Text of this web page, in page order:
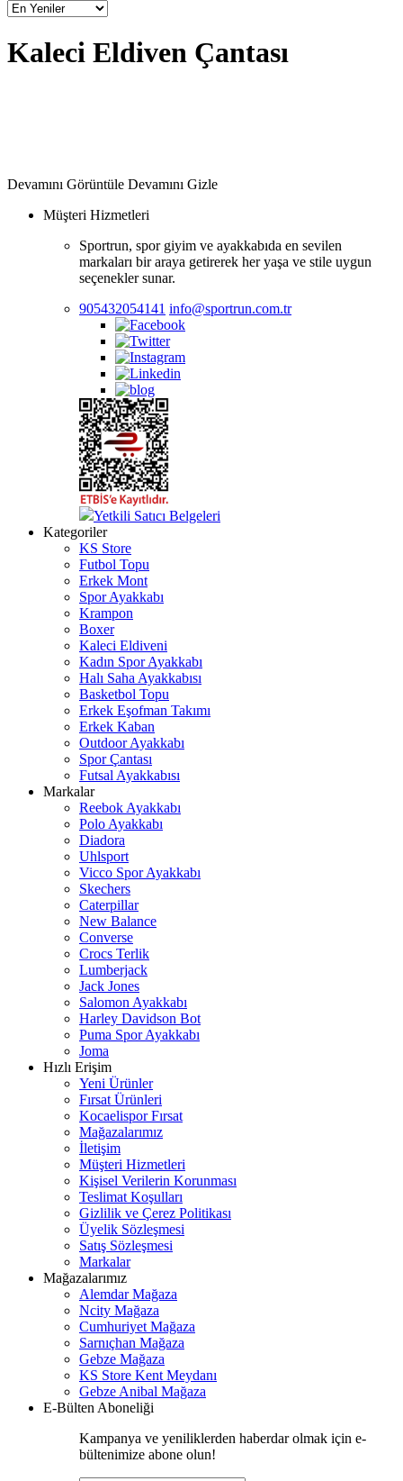
Kaleci Eldiven Çantası
Devamını Görüntüle Devamını Gizle
Müşteri Hizmetleri
Sportrun, spor giyim ve ayakkabıda en sevilen
markaları bir araya getirerek her yaşa ve stile uygun
seçenekler sunar.
905432054141 info@sportrun.com.tr
Yetkili Satıcı Belgeleri
Kategoriler
KS Store
Futbol Topu
Erkek Mont
Spor Ayakkabı
Krampon
Boxer
Kaleci Eldiveni
Kadın Spor Ayakkabı
Halı Saha Ayakkabısı
Basketbol Topu
Erkek Eşofman Takımı
Erkek Kaban
Outdoor Ayakkabı
Spor Çantası
Futsal Ayakkabısı
Markalar
Reebok Ayakkabı
Polo Ayakkabı
Diadora
Uhlsport
Vicco Spor Ayakkabı
Skechers
Caterpillar
New Balance
Converse
Crocs Terlik
Lumberjack
Jack Jones
Salomon Ayakkabı
Harley Davidson Bot
Puma Spor Ayakkabı
Joma
Hızlı Erişim
Yeni Ürünler
Fırsat Ürünleri
Kocaelispor Fırsat
Mağazalarımız
İletişim
Müşteri Hizmetleri
Kişisel Verilerin Korunması
Teslimat Koşulları
Gizlilik ve Çerez Politikası
Üyelik Sözleşmesi
Satış Sözleşmesi
Markalar
Mağazalarımız
Alemdar Mağaza
Ncity Mağaza
Cumhuriyet Mağaza
Sarnıçhan Mağaza
Gebze Mağaza
KS Store Kent Meydanı
Gebze Anibal Mağaza
E-Bülten Aboneliği
Kampanya ve yeniliklerden haberdar olmak için e-
bültenimize abone olun!